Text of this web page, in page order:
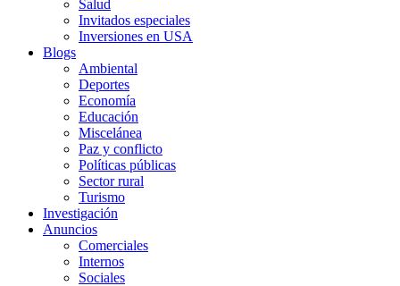
Salud
Invitados especiales
Inversiones en USA
Blogs
Ambiental
Deportes
Economía
Educación
Miscelánea
Paz y conflicto
Políticas públicas
Sector rural
Turismo
Investigación
Anuncios
Comerciales
Internos
Sociales